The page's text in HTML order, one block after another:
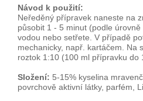
Návod k použití:
Neředěný přípravek naneste na
působit 1 - 5 minut (podle
vodou nebo setřete. V případě
mechanicky, např. kartáčem. Na
roztok 1:10 (100 ml přípravku do
Složení: 5-15% kyselina
povrchově aktivní látky, parfém,